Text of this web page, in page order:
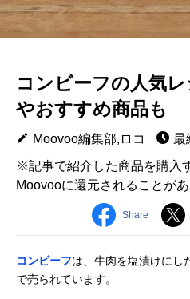
コンビーフの人気
やおすすめ商品も
Moovoo編集部,ロコ
最
※記事で紹介した商品を購入
Moovooに還元されることがあ
Share
コンビーフは、牛肉を塩漬けにし
で売られています。